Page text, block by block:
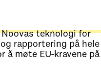
teknologi for
rapportering på
å møte EU-kravene